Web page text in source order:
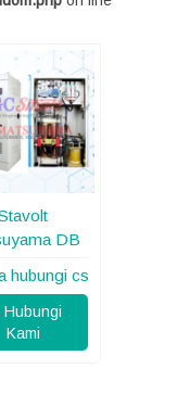
DB
hubungi cs
Hubungi
Kami